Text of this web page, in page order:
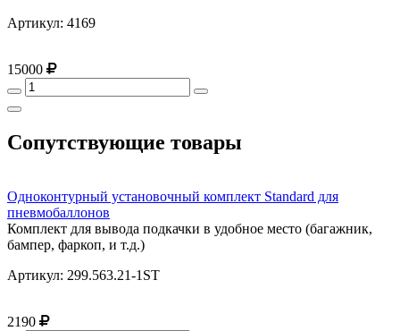
Артикул: 4169
15000
Сопутствующие товары
Одноконтурный установочный комплект Standard для
пневмобаллонов
Комплект для вывода подкачки в удобное место (багажник,
бампер, фаркоп, и т.д.)
Артикул: 299.563.21-1ST
2190